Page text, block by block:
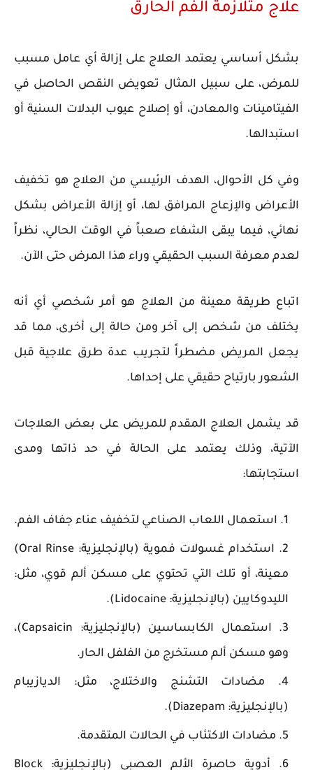
علاج متلازمة الفم الحارق
بشكل أساسي يعتمد العلاج على إزالة أي عامل مسبب
للمرض، على سبيل المثال تعويض النقص الحاصل في
الفيتامينات والمعادن، أو إصلاح عيوب البدلات السنية أو
استبدالها.
وفي كل الأحوال، الهدف الرئيسي من العلاج هو تخفيف
الأعراض والإزعاج المرافق لها، أو إزالة الأعراض بشكل
نهائي، فيما يبقى الشفاء صعباً في الوقت الحالي، نظراً
لعدم معرفة السبب الحقيقي وراء هذا المرض حتى الآن.
اتباع طريقة معينة من العلاج هو أمر شخصي أي أنه
يختلف من شخص إلى آخر ومن حالة إلى أخرى، مما قد
يجعل المريض مضطراً لتجريب عدة طرق علاجية قبل
الشعور بارتياح حقيقي على إحداها.
قد يشمل العلاج المقدم للمريض على بعض العلاجات
الآتية، وذلك يعتمد على الحالة في حد ذاتها ومدى
استجابتها:
استعمال اللعاب الصناعي لتخفيف عناء جفاف الفم.
استخدام غسولات فموية (بالإنجليزية: Oral Rinse)
معينة، أو تلك التي تحتوي على مسكن ألم قوي، مثل:
الليدوكايين (بالإنجليزية: Lidocaine).
استعمال الكابساسين (بالإنجليزية: Capsaicin)،
وهو مسكن ألم مستخرج من الفلفل الحار.
مضادات التشنج والاختلاج، مثل: الديازيبام
(بالإنجليزية: Diazepam).
مضادات الاكتئاب في الحالات المتقدمة.
أدوية حاصرة الألم العصبي (بالإنجليزية: Block